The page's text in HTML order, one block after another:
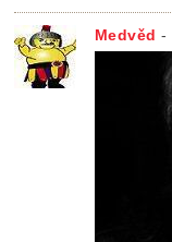
Medvěd -